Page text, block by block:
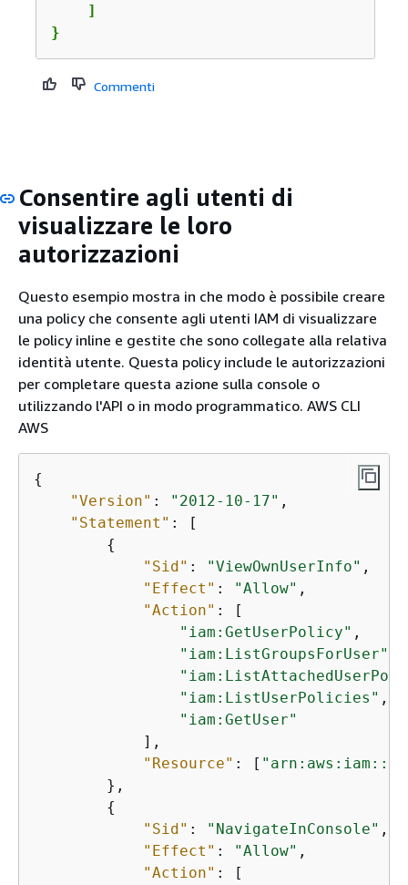
    ]
}
Commenti
Consentire agli utenti di
visualizzare le loro
autorizzazioni
Questo esempio mostra in che modo è possibile creare
una policy che consente agli utenti IAM di visualizzare
le policy inline e gestite che sono collegate alla relativa
identità utente. Questa policy include le autorizzazioni
per completare questa azione sulla console o
utilizzando l'API o in modo programmatico. AWS CLI
AWS
{
"Version" : "2012-10-17" ,
"Statement" : [
{
"Sid" : "ViewOwnUserInfo" ,
"Effect" : "Allow" ,
"Action" : [
"iam:GetUserPolicy" ,
"iam:ListGroupsForUser"
"iam:ListUserPolicies" ,
"iam:GetUser"
            ],
"Resource" : [
        },
{
"Sid" : "NavigateInConsole" ,
"Effect" : "Allow" ,
"Action" : [